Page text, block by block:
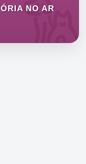
NO AR